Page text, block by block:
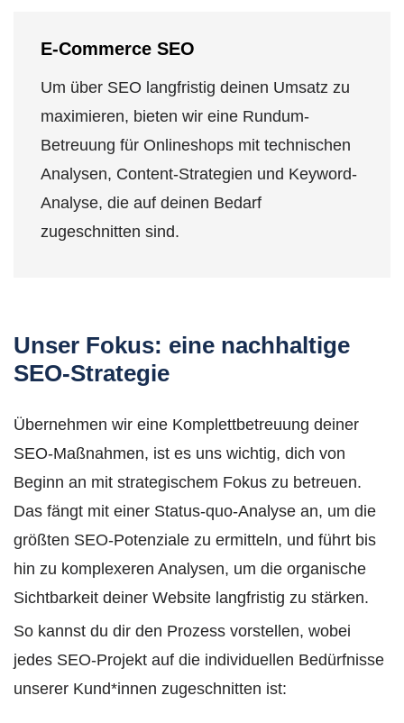
E-Commerce SEO
Um über SEO langfristig deinen Umsatz zu
maximieren, bieten wir eine Rundum-
Betreuung für Onlineshops mit technischen
Analysen, Content-Strategien und Keyword-
Analyse, die auf deinen Bedarf
zugeschnitten sind.
Unser Fokus: eine nachhaltige
SEO-Strategie
Übernehmen wir eine Komplettbetreuung deiner
SEO-Maßnahmen, ist es uns wichtig, dich von
Beginn an mit strategischem Fokus zu betreuen.
Das fängt mit einer Status-quo-Analyse an, um die
größten SEO-Potenziale zu ermitteln, und führt bis
hin zu komplexeren Analysen, um die organische
Sichtbarkeit deiner Website langfristig zu stärken.
So kannst du dir den Prozess vorstellen, wobei
jedes SEO-Projekt auf die individuellen Bedürfnisse
unserer Kund*innen zugeschnitten ist: